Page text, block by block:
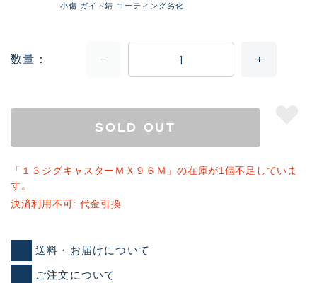
小傷 ガイド錆 コーティング劣化
数量
SOLD OUT
「１３ジグキャスターＭＸ９６Ｍ」の在庫が1個不足していま
す。
決済利用不可: 代金引換
送料・お届けについて
ご注文について